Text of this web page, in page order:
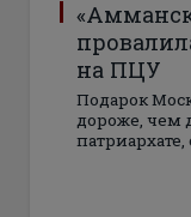
на ПЦУ
Подарок
дороже, чем